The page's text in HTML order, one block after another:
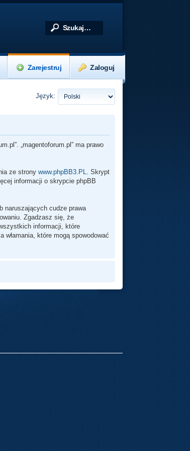
Zaloguj
Zarejestruj
Język:
„magentoforum.pl” ma prawo
ze stronywww.phpBB3.PL
. Skrypt
informacji o skrypcie phpBB
naruszających cudze prawa
Zgadzasz się, że
informacji, które
włamania, które mogą spowodować